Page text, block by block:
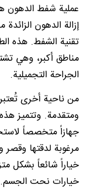
عملية شفط الدهون
إزالة الدهون
تقنية الشفط. هذه
مناطق أكبر، وهي
الجراحة التجميلية.
من ناحية أخرى
ومتقدمة. وتتميز
جهازاً متخصصاً
مرغوبة لدقتها
خياراً شائعاً بشكل
خيارات نحت الجسم.